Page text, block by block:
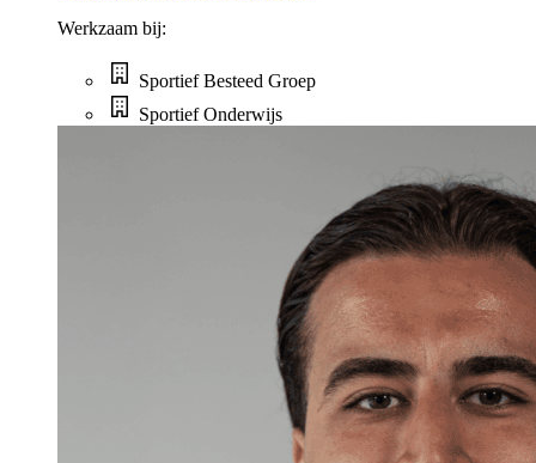
Werkzaam bij:
Sportief Besteed Groep
Sportief Onderwijs